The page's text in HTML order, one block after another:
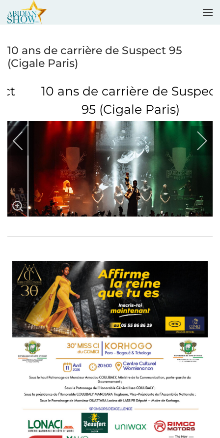
10 ans de carrière de Suspect 95
(Cigale Paris)
10 ans de carrière de Suspect
95 (Cigale Paris)